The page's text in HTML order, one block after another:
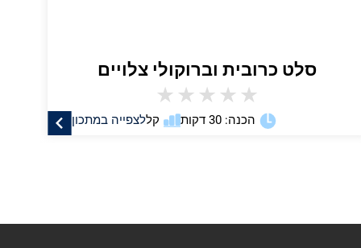
סלט כרובית וברוקולי צלויים
★
★
★
★
★
לצפייה במתכון הכנה: 30 דקות קל